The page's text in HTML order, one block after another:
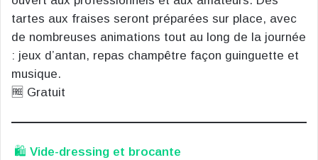
tartes aux fraises seront préparées sur place, avec
de nombreuses animations tout au long de la journée
: jeux d’antan, repas champêtre façon guinguette et
musique.
🆓 Gratuit
🛍️Vide-dressing et brocante